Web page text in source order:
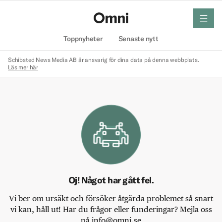
Toppnyheter Senaste nytt
meny
Schibsted News Media AB är ansvarig för dina data på denna webbplats.
Läs mer här
Oj! Något har gått fel.
Vi ber om ursäkt och försöker åtgärda problemet så snart
vi kan, håll ut! Har du frågor eller funderingar? Mejla oss